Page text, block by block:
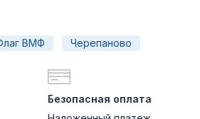
ВМФ Черепаново
Безопасная оплата